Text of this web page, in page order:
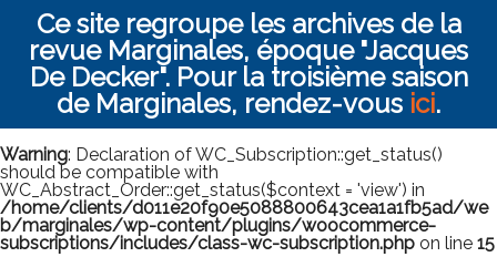
Ce site regroupe les archives de la
revue Marginales, époque "Jacques
De Decker". Pour la troisième saison
de Marginales, rendez-vous ici.
Warning: Declaration of WC_Subscription::get_status()
should be compatible with
WC_Abstract_Order::get_status($context = 'view') in
/home/clients/d011e20f90e5088800643cea1a1fb5ad/we
b/marginales/wp-content/plugins/woocommerce-
subscriptions/includes/class-wc-subscription.php on line 15